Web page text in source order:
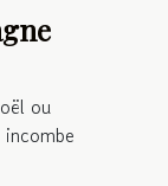
ou